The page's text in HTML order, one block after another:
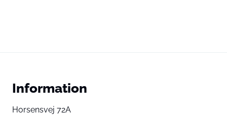
Information
Horsensvej 72A